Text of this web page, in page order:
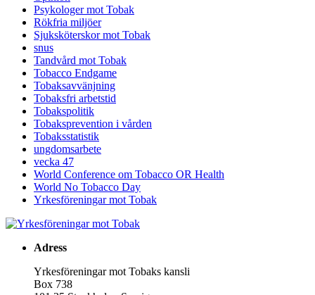
Psykologer mot Tobak
Rökfria miljöer
Sjuksköterskor mot Tobak
snus
Tandvård mot Tobak
Tobacco Endgame
Tobaksavvänjning
Tobaksfri arbetstid
Tobakspolitik
Tobaksprevention i vården
Tobaksstatistik
ungdomsarbete
vecka 47
World Conference om Tobacco OR Health
World No Tobacco Day
Yrkesföreningar mot Tobak
Adress
Yrkesföreningar mot Tobaks kansli
Box 738